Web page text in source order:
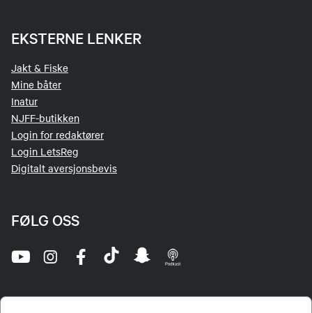
EKSTERNE LENKER
Jakt & Fiske
Mine båter
Inatur
NJFF-butikken
Login for redaktører
Login LetsReg
Digitalt aversjonsbevis
FØLG OSS